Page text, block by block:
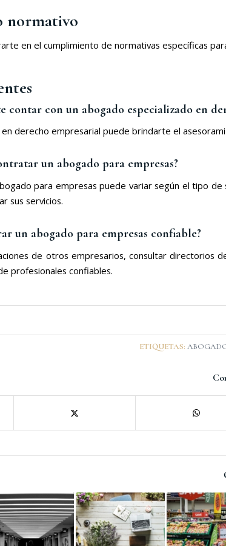
normativo
en el cumplimiento de normativas específicas
contar con un abogado especializado en
derecho empresarial puede brindarte el
un abogado para empresas?
para empresas puede variar según el tipo
sus servicios.
un abogado para empresas confiable?
de otros empresarios, consultar directorios
profesionales confiables.
ETIQUETAS: